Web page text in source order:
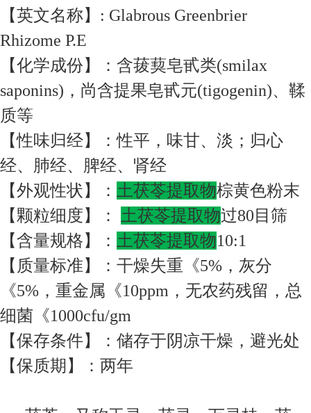
【英文名称】: Glabrous Greenbrier
Rhizome P.E
【化学成份】：含菝葜皂甙类(smilax
saponins)，尚含提果皂甙元(tigogenin)、鞣
质等
【性味归经】：性平，味甘、淡；归心
经、肺经、脾经、肾经
【外观性状】： 土茯苓提取物棕黄色粉末
【颗粒细度】： 土茯苓提取物过80目筛
【含量规格】： 土茯苓提取物10:1
【质量标准】：干燥失重《5%，灰分
《5%，重金属《10ppm，无农药残留，总
细菌《1000cfu/gm
【保存条件】：储存于阴凉干燥，避光处
【保质期】：两年